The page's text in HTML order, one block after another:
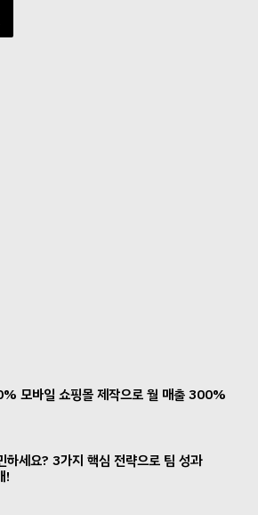
모바일 쇼핑몰 제작으로 월 매출 300%
하세요? 3가지 핵심 전략으로 팀 성과
!